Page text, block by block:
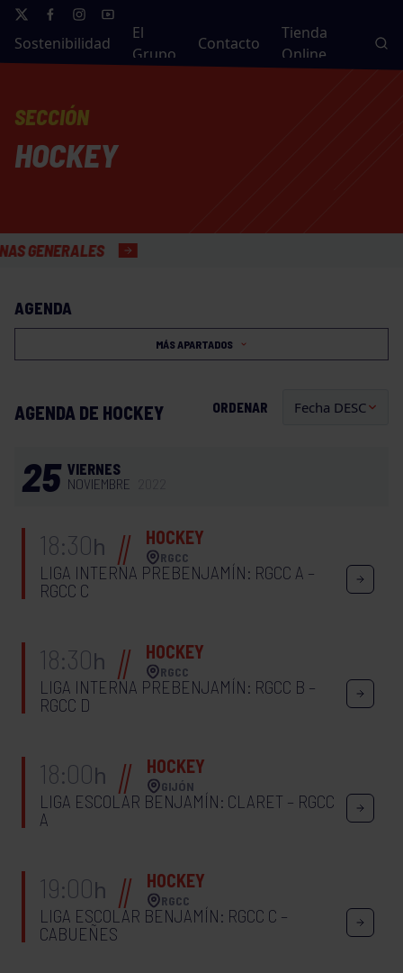
Sostenibilidad
El
Grupo
Contacto
Tienda
Online
SECCIÓN
HOCKEY
AGENDA
MÁS APARTADOS
AGENDA DE HOCKEY ORDENAR
25 VIERNES
NOVIEMBRE
18:30h HOCKEY
RGCC
LIGA INTERNA PREBENJAMÍN: RGCC A –
RGCC C
18:30h HOCKEY
RGCC
LIGA INTERNA PREBENJAMÍN: RGCC B –
RGCC D
18:00h HOCKEY
GIJÓN
LIGA ESCOLAR BENJAMÍN: CLARET – RGCC
A
19:00h HOCKEY
RGCC
LIGA ESCOLAR BENJAMÍN: RGCC C –
CABUEÑES